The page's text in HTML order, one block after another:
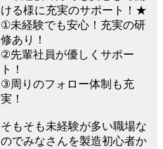
ける様に充実のサポート！★
①未経験でも安心！充実の研
修あり！
②先輩社員が優しくサポー
ト！
③周りのフォロー体制も充
実！
そもそも未経験が多い職場な
のでみなさんを製造初心者か